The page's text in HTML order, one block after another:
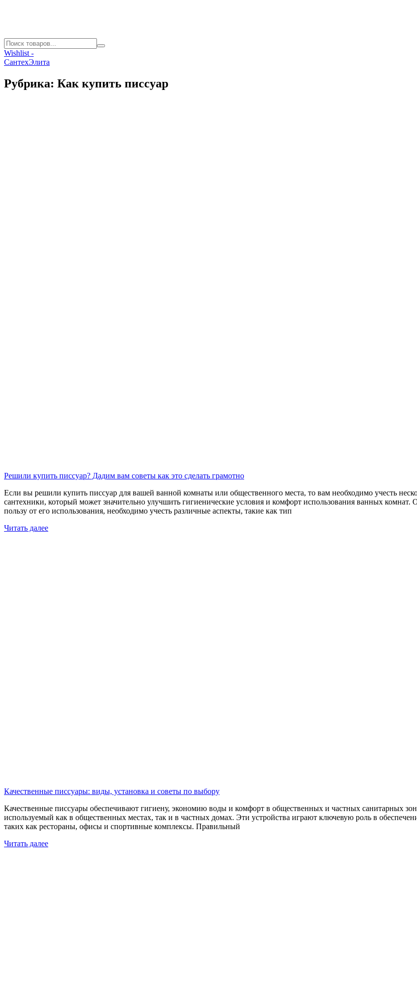
Wishlist -
СантехЭлита
Рубрика: Как купить писсуар
Решили купить писсуар? Дадим вам советы как это сделать грамотно
Если вы решили купить писсуар для вашей ванной комнаты или общественного места, то вам необходимо учесть
сантехники, который может значительно улучшить гигиенические условия и комфорт использования ванных
пользу от его использования, необходимо учесть различные аспекты, такие как тип
Читать далее
Качественные писсуары: виды, установка и советы по выбору
Качественные писсуары обеспечивают гигиену, экономию воды и комфорт в общественных и частных санитарных
используемый как в общественных местах, так и в частных домах. Эти устройства играют ключевую роль в
таких как рестораны, офисы и спортивные комплексы. Правильный
Читать далее